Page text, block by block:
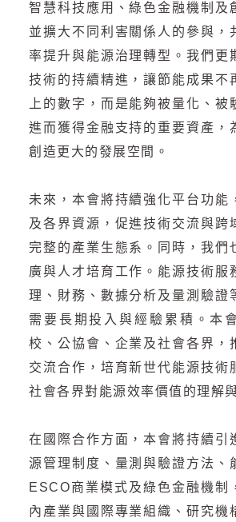
智慧科技應用、綠色金融機制及
並擴大不同利害關係人的參與，
率提升與能源治理轉型。我們更
技術的持續精進，讓節能成果不
上的數字，而是能夠被量化、被
進而獲得金融支持的重要資產，
創造更大的發展空間。
未來，本會將持續強化平台功能
及各界資源，促進技術交流與跨
完整的產業生態系。同時，我們
廣與人才培育工作。能源技術服
理、財務、數據分析及量測驗證
需要長期投入與經驗累積。本
校、公協會、企業及社會各界，
交流合作，培育新世代能源技術
社會各界對能源效率價值的理解
在國際合作方面，本會將持續引
源管理制度、量測與驗證方法、
ESCO商業模式及綠色金融機制
內產業與國際專業組織、研究機